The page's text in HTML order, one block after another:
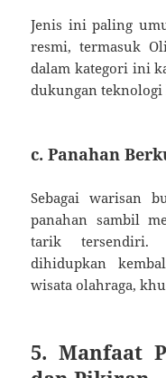
Jenis ini paling
resmi, termasuk
dalam kategori ini
dukungan
c. Panahan
Sebagai warisan
panahan sambil
tarik
dihidupkan
wisata olahraga,
5. Manfaat